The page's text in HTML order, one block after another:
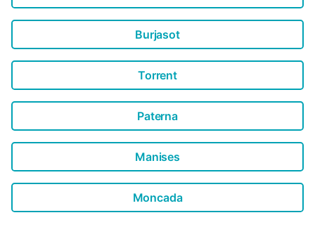
Burjasot
Torrent
Paterna
Manises
Moncada